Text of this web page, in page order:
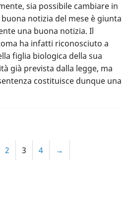
sia possibile cambiare in
notizia del mese è giunta
una buona notizia. Il
ha infatti riconosciuto a
figlia biologica della sua
già prevista dalla legge, ma
costituisce dunque una
2 3 4 →